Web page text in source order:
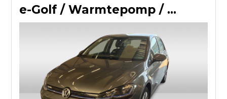
e-Golf / Warmtepomp / CarPlay / Parkeerhulp V+A / 16'' / ACC